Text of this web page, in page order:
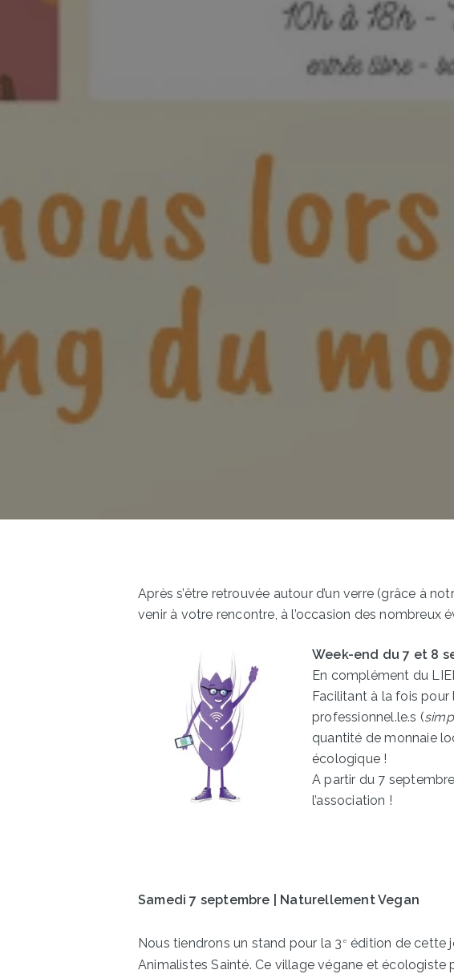
Après s’être retrouvée autour d’un verre (grâce à
venir à votre rencontre, à l’occasion des
Week-end du 7 et 8
En complément du
Facilitant à la fois pour
professionnel.le.s (
quantité de monnaie
écologique !
A partir du 7
l’association !
Samedi 7 septembre | Naturellement Vegan
Nous tiendrons un stand pour la 3 e édition de cette
Animalistes Sainté. Ce village végane et écologiste